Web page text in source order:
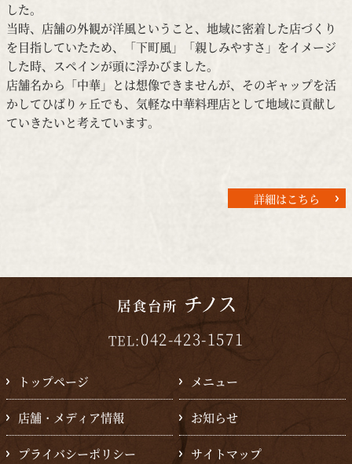
した。
当時、店舗の外観が洋風ということ、地域に密着した店づくり
を目指していたため、「下町風」「親しみやすさ」をイメージ
した時、スペインが頭に浮かびました。
店舗名から「中華」とは想像できませんが、そのギャップを活
かしてひばりヶ丘でも、気軽な中華料理店として地域に貢献し
ていきたいと考えています。
詳細はこちら
TEL:042-423-1571
トップページ メニュー
店舗・メディア情報 お知らせ
プライバシーポリシー サイトマップ